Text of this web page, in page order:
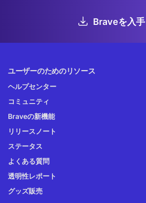
Braveを入手
ユーザーのためのリソース
ヘルプセンター
コミュニティ
Braveの新機能
リリースノート
ステータス
よくある質問
透明性レポート
グッズ販売